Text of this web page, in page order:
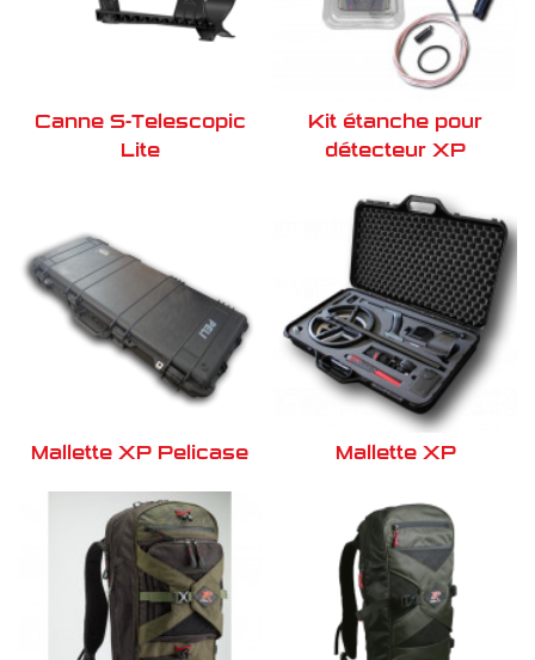
Canne S-Telescopic
Lite
Kit étanche pour
détecteur XP
Mallette XP Pelicase Mallette XP